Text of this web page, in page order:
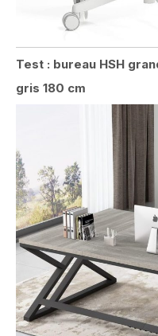
Test : bureau HSH
gris 180 cm